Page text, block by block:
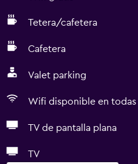
Tetera/cafetera
Cafetera
Valet parking
Wifi disponible en todas
TV de pantalla plana
TV